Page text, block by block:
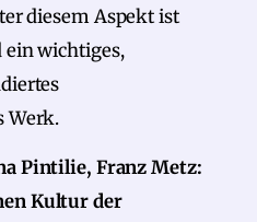
diesem Aspekt ist
ein wichtiges,
Werk.
Pintilie, Franz Metz:
Kultur der